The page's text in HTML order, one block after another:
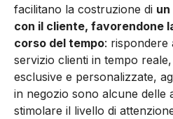
facilitano la costruzione di
con il cliente, favorendone
corso del tempo: rispondere
servizio clienti in tempo
esclusive e personalizzate,
in negozio sono alcune delle
stimolare il livello di